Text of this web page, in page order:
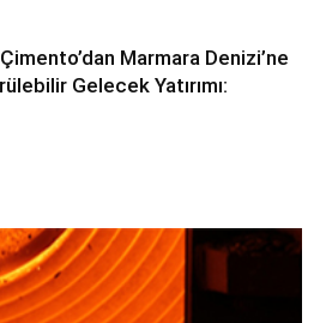
Marmara Denizi’ne
Gelecek Yatırımı: